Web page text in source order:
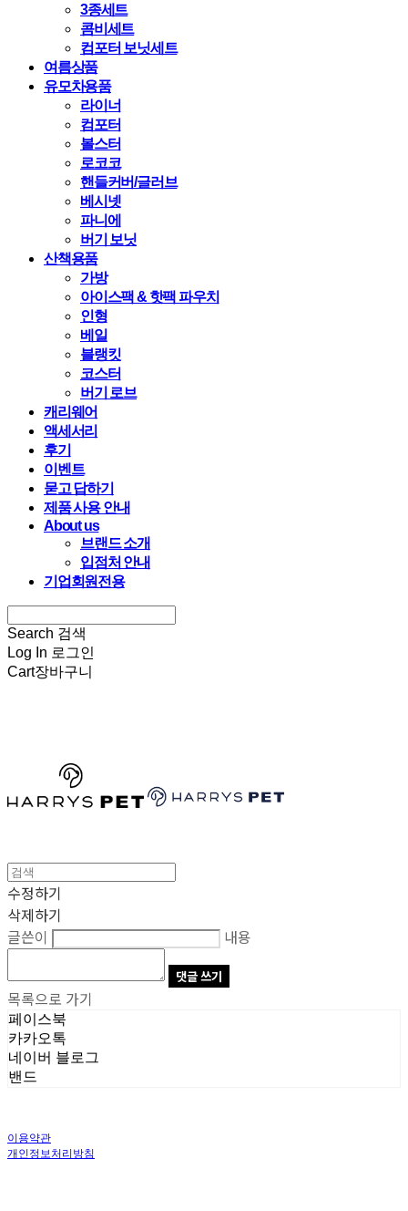
3종세트
콤비세트
컴포터 보닛세트
여름상품
유모차용품
라이너
컴포터
볼스터
로코코
핸들커버/글러브
베시넷
파니에
버기 보닛
산책용품
가방
아이스팩 & 핫팩 파우치
인형
베일
블랭킷
코스터
버기 로브
캐리웨어
액세서리
후기
이벤트
묻고 답하기
제품 사용 안내
About us
브랜드 소개
입점처 안내
기업회원전용
Search 검색
Log In 로그인
Cart장바구니
수정하기
삭제하기
글쓴이
내용
댓글 쓰기
목록으로 가기
페이스북
카카오톡
네이버 블로그
밴드
이용약관
개인정보처리방침